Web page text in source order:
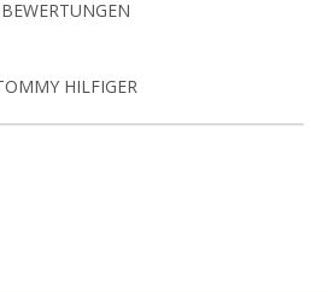
BEWERTUNGEN
HILFIGER